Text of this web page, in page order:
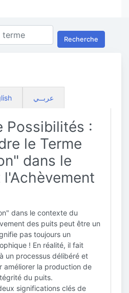
Recherche
عربــي
Possibilités :
le Terme
dans le
l'Achèvement
dans le contexte du
des puits peut être un
pas toujours un
! En réalité, il fait
un processus délibéré et
améliorer la production de
du puits.
significations clés de